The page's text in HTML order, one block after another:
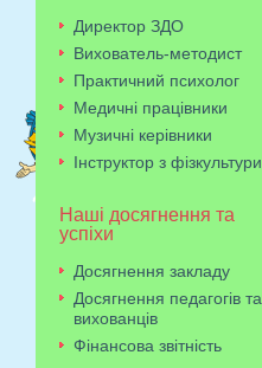
Директор ЗДО
Вихователь-методист
Практичний психолог
Медичні працівники
Музичні керівники
Інструктор з фізкультури
Наші досягнення та
успіхи
Досягнення закладу
Досягнення педагогів та
вихованців
Фінансова звітність